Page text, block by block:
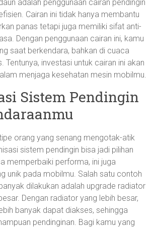
adalah penggunaan cairan pendingin
Cairan ini tidak hanya membantu
panas tetapi juga memiliki sifat anti-
Dengan penggunaan cairan ini, kamu
saat berkendara, bahkan di cuaca
Tentunya, investasi untuk cairan ini akan
menjaga kesehatan mesin mobilmu.
Sistem Pendingin
orang yang senang mengotak-atik
sistem pendingin bisa jadi pilihan
memperbaiki performa, ini juga
unik pada mobilmu. Salah satu contoh
dilakukan adalah upgrade radiator
Dengan radiator yang lebih besar,
banyak dapat diakses, sehingga
pendinginan. Bagi kamu yang